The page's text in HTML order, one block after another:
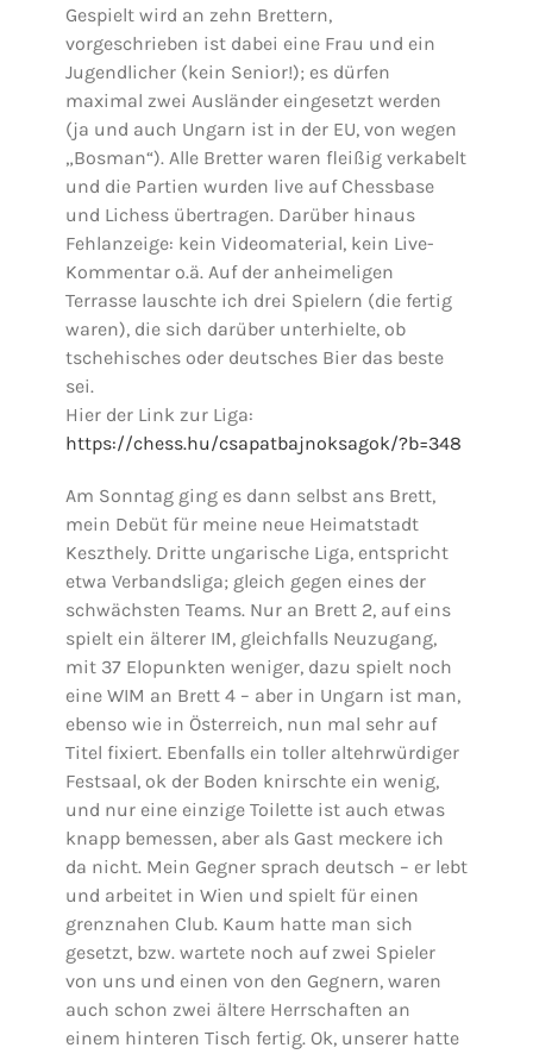
Gespielt wird an zehn Brettern,
vorgeschrieben ist dabei eine Frau und ein
Jugendlicher (kein Senior!); es dürfen
maximal zwei Ausländer eingesetzt werden
(ja und auch Ungarn ist in der EU, von wegen
„Bosman“). Alle Bretter waren fleißig verkabelt
und die Partien wurden live auf Chessbase
und Lichess übertragen. Darüber hinaus
Fehlanzeige: kein Videomaterial, kein Live-
Kommentar o.ä. Auf der anheimeligen
Terrasse lauschte ich drei Spielern (die fertig
waren), die sich darüber unterhielte, ob
tschehisches oder deutsches Bier das beste
sei.
Hier der Link zur Liga:
https://chess.hu/csapatbajnoksagok/?b=348
Am Sonntag ging es dann selbst ans Brett,
mein Debüt für meine neue Heimatstadt
Keszthely. Dritte ungarische Liga, entspricht
etwa Verbandsliga; gleich gegen eines der
schwächsten Teams. Nur an Brett 2, auf eins
spielt ein älterer IM, gleichfalls Neuzugang,
mit 37 Elopunkten weniger, dazu spielt noch
eine WIM an Brett 4 – aber in Ungarn ist man,
ebenso wie in Österreich, nun mal sehr auf
Titel fixiert. Ebenfalls ein toller altehrwürdiger
Festsaal, ok der Boden knirschte ein wenig,
und nur eine einzige Toilette ist auch etwas
knapp bemessen, aber als Gast meckere ich
da nicht. Mein Gegner sprach deutsch – er lebt
und arbeitet in Wien und spielt für einen
grenznahen Club. Kaum hatte man sich
gesetzt, bzw. wartete noch auf zwei Spieler
von uns und einen von den Gegnern, waren
auch schon zwei ältere Herrschaften an
einem hinteren Tisch fertig. Ok, unserer hatte